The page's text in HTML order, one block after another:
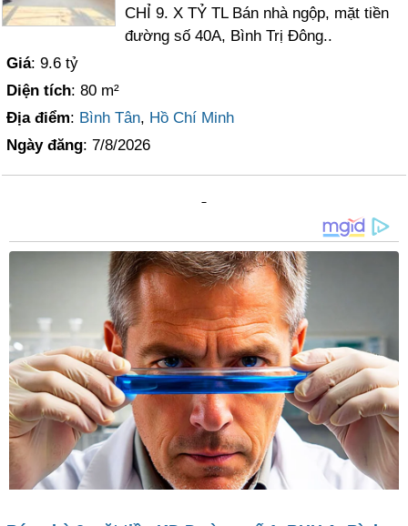
CHỈ 9. X TỶ TL Bán nhà ngộp, mặt tiền
đường số 40A, Bình Trị Đông..
Giá: 9.6 tỷ
Diện tích: 80 m²
Địa điểm: Bình Tân, Hồ Chí Minh
Ngày đăng: 7/8/2026